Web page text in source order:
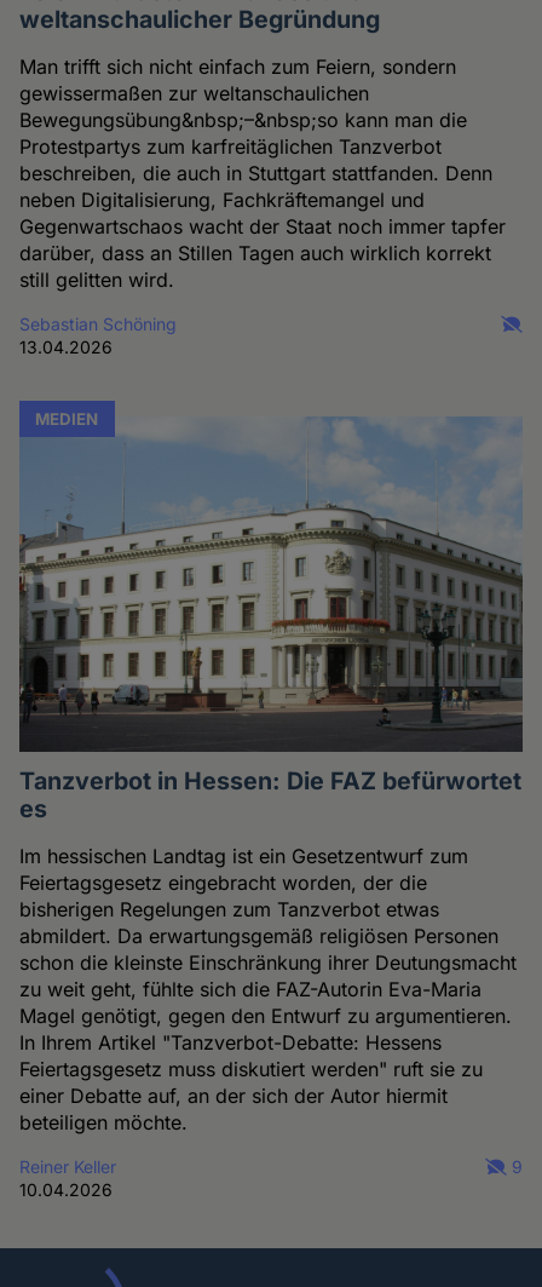
weltanschaulicher Begründung
Man trifft sich nicht einfach zum Feiern, sondern
gewissermaßen zur weltanschaulichen
Bewegungsübung&nbsp;–&nbsp;so kann man die
Protestpartys zum karfreitäglichen Tanzverbot
beschreiben, die auch in Stuttgart stattfanden. Denn
neben Digitalisierung, Fachkräftemangel und
Gegenwartschaos wacht der Staat noch immer tapfer
darüber, dass an Stillen Tagen auch wirklich korrekt
still gelitten wird.
Sebastian Schöning
13.04.2026
MEDIEN
Tanzverbot in Hessen: Die FAZ befürwortet
es
Im hessischen Landtag ist ein Gesetzentwurf zum
Feiertagsgesetz eingebracht worden, der die
bisherigen Regelungen zum Tanzverbot etwas
abmildert. Da erwartungsgemäß religiösen Personen
schon die kleinste Einschränkung ihrer Deutungsmacht
zu weit geht, fühlte sich die FAZ-Autorin Eva-Maria
Magel genötigt, gegen den Entwurf zu argumentieren.
In Ihrem Artikel "Tanzverbot-Debatte: Hessens
Feiertagsgesetz muss diskutiert werden" ruft sie zu
einer Debatte auf, an der sich der Autor hiermit
beteiligen möchte.
Reiner Keller
10.04.2026
9